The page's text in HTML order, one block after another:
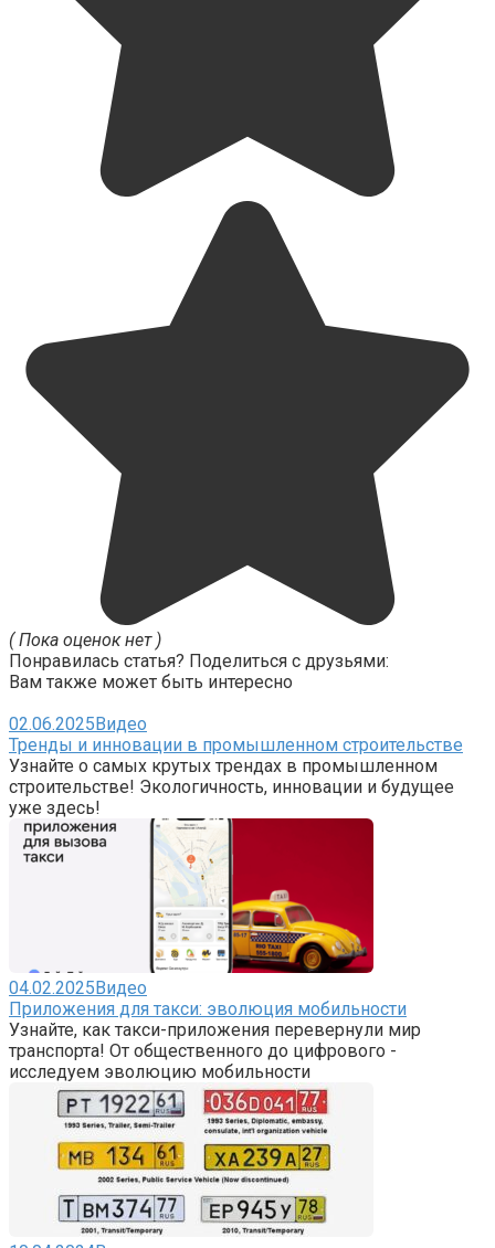
( Пока оценок нет )
Понравилась статья? Поделиться с друзьями:
Вам также может быть интересно
02.06.2025Видео
Тренды и инновации в промышленном строительстве
Узнайте о самых крутых трендах в промышленном
строительстве! Экологичность, инновации и будущее
уже здесь!
04.02.2025Видео
Приложения для такси: эволюция мобильности
Узнайте, как такси-приложения перевернули мир
транспорта! От общественного до цифрового -
исследуем эволюцию мобильности